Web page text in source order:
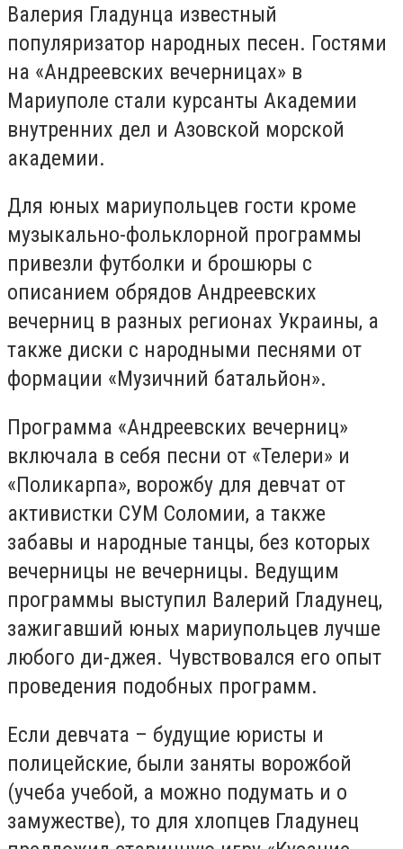
Валерия Гладунца известный
популяризатор народных песен. Гостями
на «Андреевских вечерницах» в
Мариуполе стали курсанты Академии
внутренних дел и Азовской морской
академии.
Для юных мариупольцев гости кроме
музыкально-фольклорной программы
привезли футболки и брошюры с
описанием обрядов Андреевских
вечерниц в разных регионах Украины, а
также диски с народными песнями от
формации «Музичний батальйон».
Программа «Андреевских вечерниц»
включала в себя песни от «Телери» и
«Поликарпа», ворожбу для девчат от
активистки СУМ Соломии, а также
забавы и народные танцы, без которых
вечерницы не вечерницы. Ведущим
программы выступил Валерий Гладунец,
зажигавший юных мариупольцев лучше
любого ди-джея. Чувствовался его опыт
проведения подобных программ.
Если девчата – будущие юристы и
полицейские, были заняты ворожбой
(учеба учебой, а можно подумать и о
замужестве), то для хлопцев Гладунец